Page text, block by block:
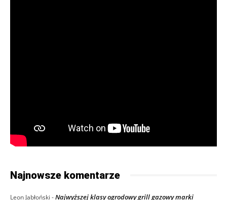
Najnowsze komentarze
Leon Jabłoński -Najwyższej klasy ogrodowy grill gazowy marki